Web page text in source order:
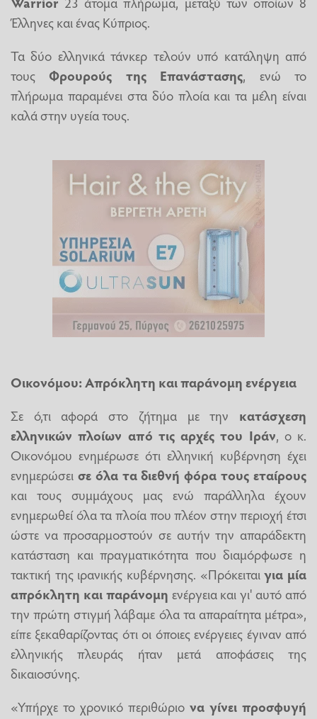
Έλληνες και ένας Κύπριος.
Τα δύο ελληνικά τάνκερ τελούν υπό κατάληψη από
τους Φρουρούς της Επανάστασης, ενώ το
πλήρωμα παραμένει στα δύο πλοία και τα μέλη είναι
καλά στην υγεία τους.
Οικονόμου: Aπρόκλητη και παράνομη ενέργεια
Σε ό,τι αφορά στο ζήτημα με την κατάσχεση
ελληνικών πλοίων από τις αρχές του Ιράν, ο κ.
Οικονόμου ενημέρωσε ότι ελληνική κυβέρνηση έχει
ενημερώσει σε όλα τα διεθνή φόρα τους εταίρους
και τους συμμάχους μας ενώ παράλληλα έχουν
ενημερωθεί όλα τα πλοία που πλέον στην περιοχή έτσι
ώστε να προσαρμοστούν σε αυτήν την απαράδεκτη
κατάσταση και πραγματικότητα που διαμόρφωσε η
τακτική της ιρανικής κυβέρνησης. «Πρόκειταιγια μία
απρόκλητη και παράνομη ενέργεια και γι' αυτό από
την πρώτη στιγμή λάβαμε όλα τα απαραίτητα μέτρα»,
είπε ξεκαθαρίζοντας ότι οι όποιες ενέργειες έγιναν από
ελληνικής πλευράς ήταν μετά αποφάσεις της
δικαιοσύνης.
«Υπήρχε το χρονικό περιθώριο να γίνει προσφυγή